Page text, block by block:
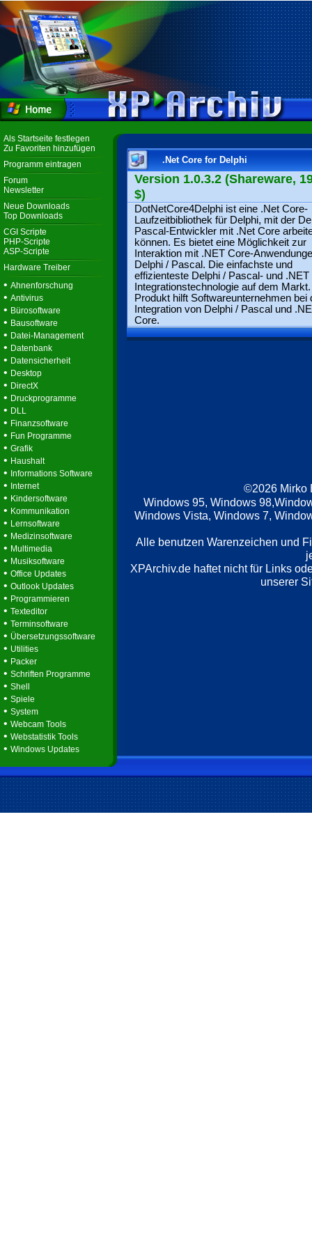
Als Startseite festlegen
Zu Favoriten hinzufügen
Programm eintragen
Forum
Newsletter
Neue Downloads
Top Downloads
CGI Scripte
PHP-Scripte
ASP-Scripte
Hardware Treiber
• Ahnenforschung
• Antivirus
• Bürosoftware
• Bausoftware
• Datei-Management
• Datenbank
• Datensicherheit
• Desktop
• DirectX
• Druckprogramme
• DLL
• Finanzsoftware
• Fun Programme
• Grafik
• Haushalt
• Informations Software
• Internet
• Kindersoftware
• Kommunikation
• Lernsoftware
• Medizinsoftware
• Multimedia
• Musiksoftware
• Office Updates
• Outlook Updates
• Programmieren
• Texteditor
• Terminsoftware
• Übersetzungssoftware
• Utilities
• Packer
• Schriften Programme
• Shell
• Spiele
• System
• Webcam Tools
• Webstatistik Tools
• Windows Updates
.Net Core for Delphi
Version 1.0.3.2 (Shareware,
$)
DotNetCore4Delphi ist eine .Net Core-
Laufzeitbibliothek für Delphi, mit der
Pascal-Entwickler mit .Net Core
können. Es bietet eine Möglichkeit zur
Interaktion mit .NET Core-
Delphi / Pascal. Die einfachste und
effizienteste Delphi / Pascal- und .NET
Integrationstechnologie auf dem
Produkt hilft Softwareunternehmen bei
Integration von Delphi / Pascal und
Core.
©2026 Mirko
Windows 95, Windows
Windows Vista, Windows 7,
Alle benutzen Warenzeichen und
XPArchiv.de haftet nicht für Links
unserer